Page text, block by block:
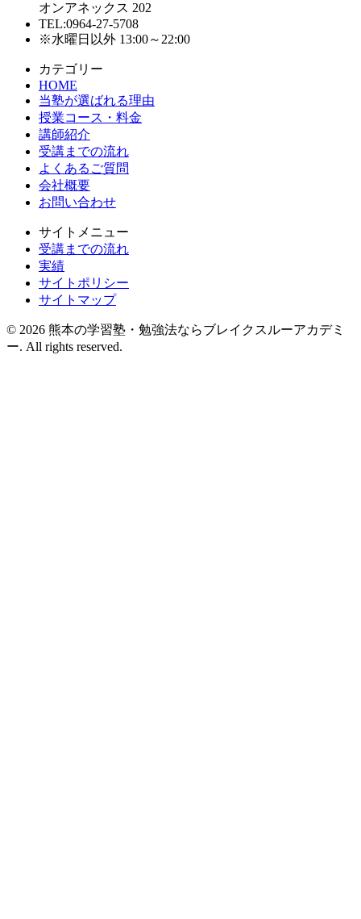
オンアネックス 202
TEL:0964-27-5708
※水曜日以外 13:00～22:00
カテゴリー
HOME
当塾が選ばれる理由
授業コース・料金
講師紹介
受講までの流れ
よくあるご質問
会社概要
お問い合わせ
サイトメニュー
受講までの流れ
実績
サイトポリシー
サイトマップ
© 2026 熊本の学習塾・勉強法ならブレイクスルーアカデミ
ー. All rights reserved.